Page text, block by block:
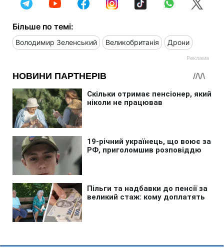
Більше по темі:
Володимир Зеленський Великобританія Дрони